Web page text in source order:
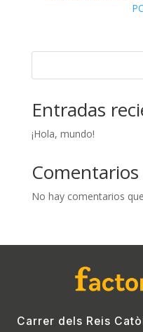
Entradas
¡Hola, mundo!
No hay comentarios
Carrer dels Reis